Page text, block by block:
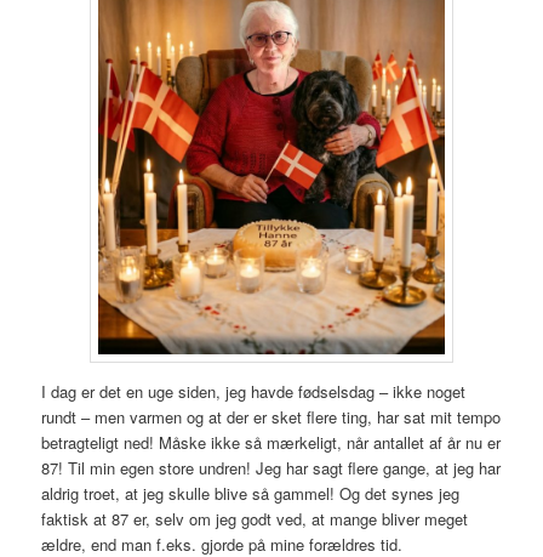
I dag er det en uge siden, jeg havde fødselsdag – ikke noget
rundt – men varmen og at der er sket flere ting, har sat mit tempo
betragteligt ned! Måske ikke så mærkeligt, når antallet af år nu er
87! Til min egen store undren! Jeg har sagt flere gange, at jeg har
aldrig troet, at jeg skulle blive så gammel! Og det synes jeg
faktisk at 87 er, selv om jeg godt ved, at mange bliver meget
ældre, end man f.eks. gjorde på mine forældres tid.